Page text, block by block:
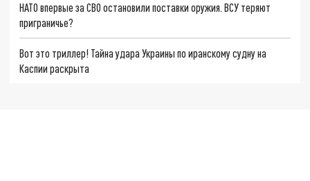
НАТО впервые за СВО остановили поставки оружия. ВСУ теряют
приграничье?
Вот это триллер! Тайна удара Украины по иранскому судну на
Каспии раскрыта